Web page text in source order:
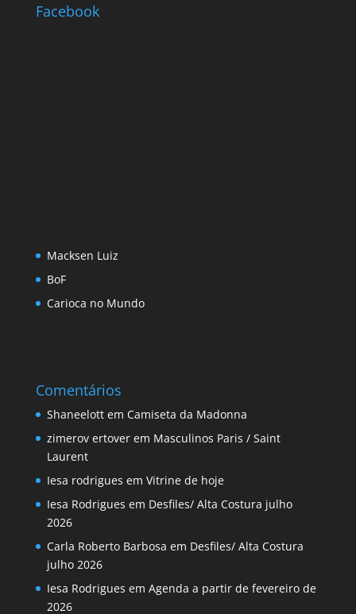
Facebook
Macksen Luiz
BoF
Carioca no Mundo
Comentários
Shaneelottem Camiseta da Madonna
zimerov ertoverem Masculinos Paris / Saint
Laurent
Iesa rodrigues em Vitrine de hoje
Iesa Rodrigues em Desfiles/ Alta Costura julho
2026
Carla Roberto Barbosa em Desfiles/ Alta Costura
julho 2026
Iesa Rodrigues em Agenda a partir de fevereiro de
2026